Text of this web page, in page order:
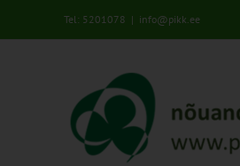
Tel: 5201078 | info@pikk.ee